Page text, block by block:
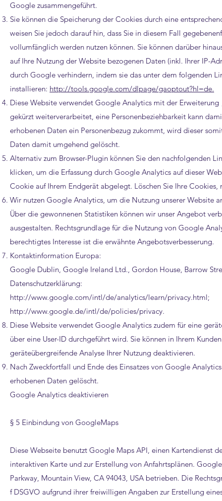
Google zusammengeführt.
Sie können die Speicherung der Cookies durch eine
weisen Sie jedoch darauf hin, dass Sie in diesem Fall
vollumfänglich werden nutzen können. Sie können darüber
auf Ihre Nutzung der Website bezogenen Daten (inkl. Ihrer IP-
durch Google verhindern, indem sie das unter dem folgenden
installieren: http://tools.google.com/dlpage/gaoptout?hl=de.
Diese Website verwendet Google Analytics mit der Erweiterung
gekürzt weiterverarbeitet, eine Personenbeziehbarkeit kann
erhobenen Daten ein Personenbezug zukommt, wird dieser
Daten damit umgehend gelöscht.
Alternativ zum Browser-Plugin können Sie den nachfolgenden
klicken, um die Erfassung durch Google Analytics auf dieser
Cookie auf Ihrem Endgerät abgelegt. Löschen Sie Ihre Cookies,
Wir nutzen Google Analytics, um die Nutzung unserer Website
Über die gewonnenen Statistiken können wir unser Angebot
ausgestalten. Rechtsgrundlage für die Nutzung von Google
berechtigtes Interesse ist die erwähnte Angebotsverbesserung.
Kontaktinformation Europa:
Google Dublin, Google Ireland Ltd., Gordon House, Barrow
Datenschutzerklärung:
http://www.google.com/intl/de/analytics/learn/privacy.html;
http://www.google.de/intl/de/policies/privacy.
Diese Website verwendet Google Analytics zudem für eine
über eine User-ID durchgeführt wird. Sie können in Ihrem
geräteübergreifende Analyse Ihrer Nutzung deaktivieren.
Nach Zweckfortfall und Ende des Einsatzes von Google
erhobenen Daten gelöscht.
Google Analytics deaktivieren
§ 5 Einbindung von GoogleMaps
Diese Webseite benutzt Google Maps API, einen Kartendienst
interaktiven Karte und zur Erstellung von Anfahrtsplänen.
Parkway, Mountain View, CA 94043, USA betrieben. Die
f DSGVO aufgrund ihrer freiwilligen Angaben zur Erstellung